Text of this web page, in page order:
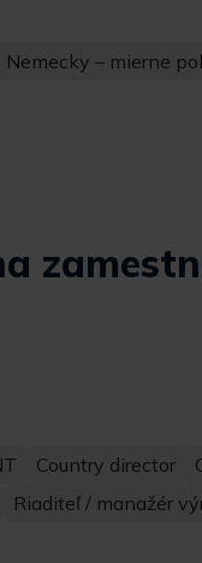
Nemecky – mierne
Country director
Riaditeľ / manažér